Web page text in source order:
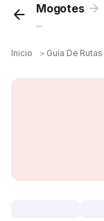
Mogotes
...
Inicio ＞ Guía De Rutas